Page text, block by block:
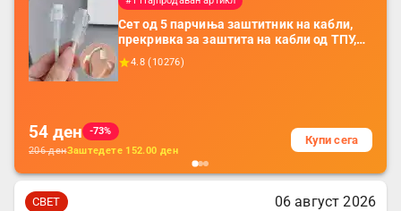
Сет од 5 парчиња заштитник на кабли,
прекривка за заштита на кабли од ТПУ,
додатоци за заштита на кабли, без
батерија, за мобилни телефони, комплет
4.8 (10276)
54 ден
-73%
206денЗаштедете 152.00 ден
Купи сега
СВЕТ
06 август 2026